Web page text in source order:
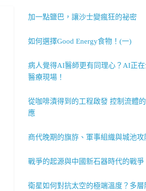
加一點鹽巴，讓沙士變瘋狂的祕密
如何選擇Good Energy食物！(一)
病人覺得AI醫師更有同理心？AI正
醫療現場！
從咖啡漬得到的工程啟發 控制流體
應
商代晚期的旗斿、軍事組織與城池攻
戰爭的起源與中國新石器時代的戰爭
衛星如何對抗太空的極端溫度？多層